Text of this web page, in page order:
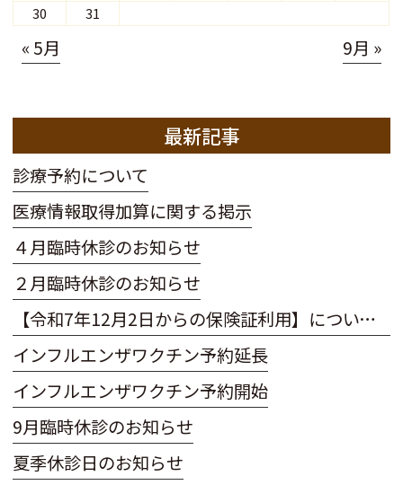
30
31
« 5月 9月 »
最新記事
診療予約について
医療情報取得加算に関する掲示
４月臨時休診のお知らせ
２月臨時休診のお知らせ
【令和7年12月2日からの保険証利用】についてのお知らせ
インフルエンザワクチン予約延長
インフルエンザワクチン予約開始
9月臨時休診のお知らせ
夏季休診日のお知らせ